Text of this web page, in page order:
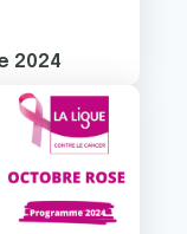
2024